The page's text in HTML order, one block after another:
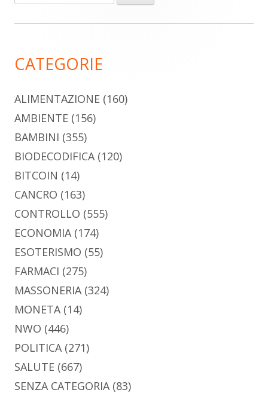
laterale
per:
CATEGORIE
ALIMENTAZIONE (160)
AMBIENTE (156)
BAMBINI (355)
BIODECODIFICA (120)
BITCOIN (14)
CANCRO (163)
CONTROLLO (555)
ECONOMIA (174)
ESOTERISMO (55)
FARMACI (275)
MASSONERIA (324)
MONETA (14)
NWO (446)
POLITICA (271)
SALUTE (667)
SENZA CATEGORIA (83)